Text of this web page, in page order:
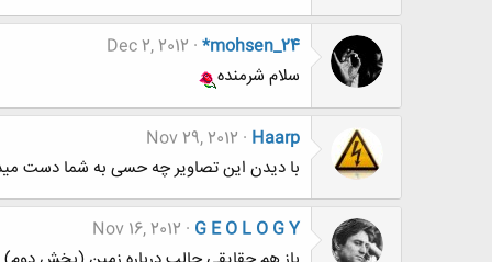
*mohsen_24
Dec 2, 2012
سلام شرمنده
Haarp
Nov 29, 2012
با دیدن این تصاویر چه حسی به شما دست
G E O L O G Y
Nov 16, 2012